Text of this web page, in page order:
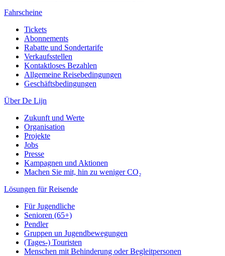
Fahrscheine
Tickets
Abonnements
Rabatte und Sondertarife
Verkaufsstellen
Kontaktloses Bezahlen
Allgemeine Reisebedingungen
Geschäftsbedingungen
Über De Lijn
Zukunft und Werte
Organisation
Projekte
Jobs
Presse
Kampagnen und Aktionen
Machen Sie mit, hin zu weniger CO₂
Lösungen für Reisende
Für Jugendliche
Senioren (65+)
Pendler
Gruppen un Jugendbewegungen
(Tages-) Touristen
Menschen mit Behinderung oder Begleitpersonen